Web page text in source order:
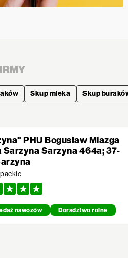
Skup mleka Skup
PHU Bogusław Miazga
Sarzyna Sarzyna 464a; 37-
nawozów Doradztwo rolne